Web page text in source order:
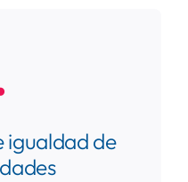
igualdad de